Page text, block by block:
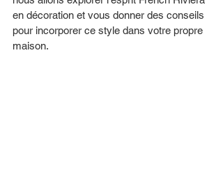
en décoration et vous donner des conseils
pour incorporer ce style dans votre propre
maison.